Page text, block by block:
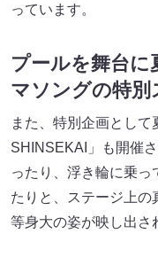
っています。
プールを舞台
マソングの特別
また、特別企画とし
SHINSEKAI」も開催
ったり、浮き輪に乗
たりと、ステージ上
等身大の姿が映し出さ